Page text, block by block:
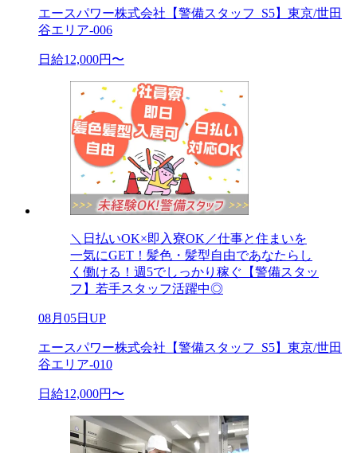
エースパワー株式会社【警備スタッフ_S5】東京/世田
谷エリア-006
日給12,000円〜
＼日払いOK×即入寮OK／仕事と住まいを
一気にGET！髪色・髪型自由であなたらし
く働ける！週5でしっかり稼ぐ【警備スタッ
フ】若手スタッフ活躍中◎
08月05日UP
エースパワー株式会社【警備スタッフ_S5】東京/世田
谷エリア-010
日給12,000円〜